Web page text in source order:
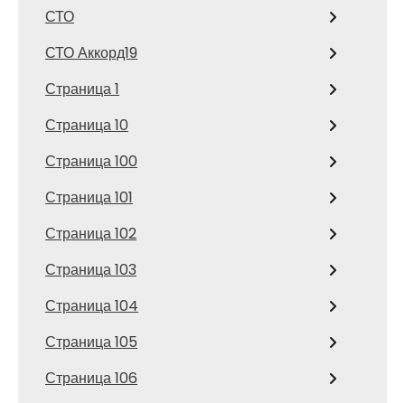
СТО
СТО Аккорд19
Страница 1
Страница 10
Страница 100
Страница 101
Страница 102
Страница 103
Страница 104
Страница 105
Страница 106